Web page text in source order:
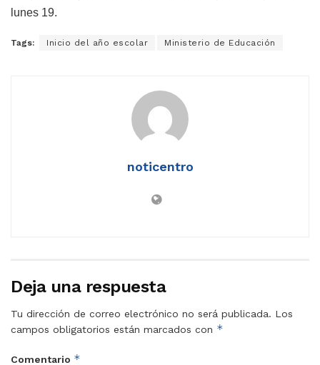
lunes 19.
Tags: Inicio del año escolar Ministerio de Educación
noticentro
Deja una respuesta
Tu dirección de correo electrónico no será publicada. Los
campos obligatorios están marcados con *
Comentario *